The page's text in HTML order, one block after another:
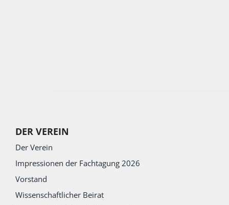
DER VEREIN
Der Verein
Impressionen der Fachtagung 2026
Vorstand
Wissenschaftlicher Beirat